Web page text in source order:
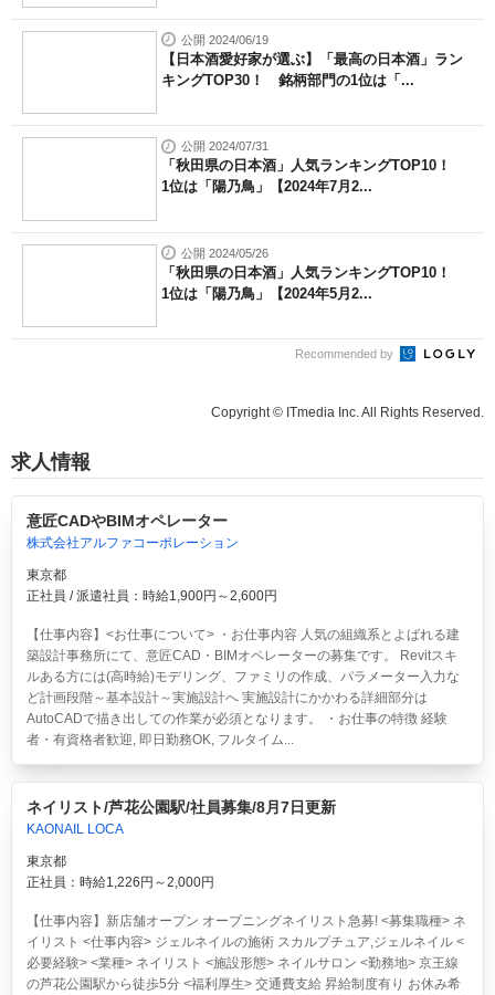
公開 2024/06/19
【日本酒愛好家が選ぶ】「最高の日本酒」ラン
キングTOP30！ 銘柄部門の1位は「...
公開 2024/07/31
「秋田県の日本酒」人気ランキングTOP10！
1位は「陽乃鳥」【2024年7月2...
公開 2024/05/26
「秋田県の日本酒」人気ランキングTOP10！
1位は「陽乃鳥」【2024年5月2...
Recommended by
Copyright © ITmedia Inc. All Rights Reserved.
求人情報
意匠CADやBIMオペレーター
株式会社アルファコーポレーション
東京都
正社員 / 派遣社員：時給1,900円～2,600円
【仕事内容】<お仕事について> ・お仕事内容 人気の組織系とよばれる建
築設計事務所にて、意匠CAD・BIMオペレーターの募集です。 Revitスキ
ルある方には(高時給)モデリング、ファミリの作成、パラメーター入力な
ど計画段階～基本設計～実施設計へ 実施設計にかかわる詳細部分は
AutoCADで描き出しての作業が必須となります。 ・お仕事の特徴 経験
者・有資格者歓迎, 即日勤務OK, フルタイム...
ネイリスト/芦花公園駅/社員募集/8月7日更新
KAONAIL LOCA
東京都
正社員：時給1,226円～2,000円
【仕事内容】新店舗オープン オープニングネイリスト急募! <募集職種> ネ
イリスト <仕事内容> ジェルネイルの施術 スカルプチュア,ジェルネイル <
必要経験> <業種> ネイリスト <施設形態> ネイルサロン <勤務地> 京王線
の芦花公園駅から徒歩5分 <福利厚生> 交通費支給 昇給制度有り お休み希